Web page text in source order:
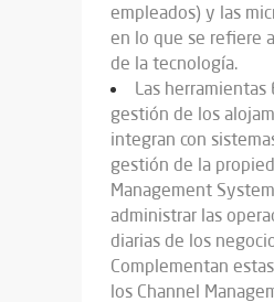
empleados) y las
en lo que se refiere
de la tecnología.
Las herramientas
gestión de los
integran con
gestión de la
Management
administrar las
diarias de los
Complementan
los Channel